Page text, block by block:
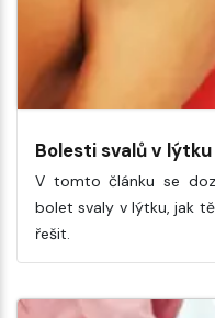
Bolesti svalů v lýtku
V tomto článku se
bolet svaly v lýtku, jak
řešit.